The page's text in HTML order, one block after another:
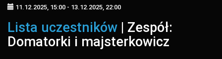
11.12.2025, 15:00 - 13.12.2025, 22:00
Lista uczestników | Zespół:
Domatorki i majsterkowicz